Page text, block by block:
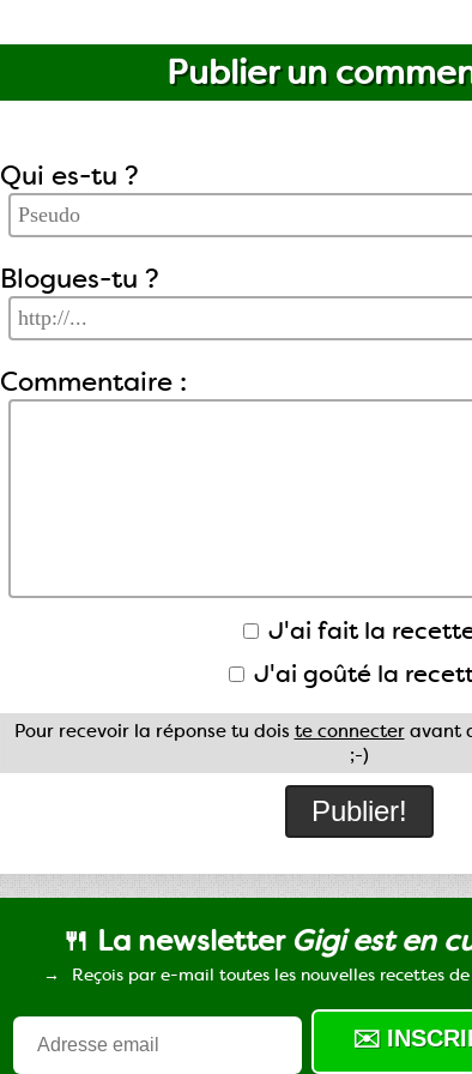
Publier un
Qui es-tu ?
Blogues-tu ?
Commentaire :
J'ai fait la
J'ai goûté la
Pour recevoir la réponse tu dois te connecteravant
;-)
🍴 La newsletter Gigi est en
Reçois par e-mail toutes les nouvelles recettes de